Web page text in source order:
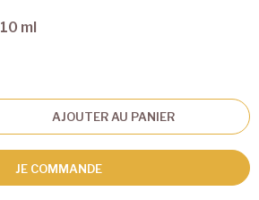
10 ml
AJOUTER AU PANIER
JE COMMANDE